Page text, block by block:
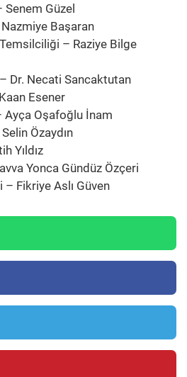
Güzel
Başaran
– Raziye Bilge
Dr. Necati Sancaktutan
Esener
Oşafoğlu İnam
Özaydın
Yıldız
Yonca Gündüz Özçeri
Fikriye Aslı Güven